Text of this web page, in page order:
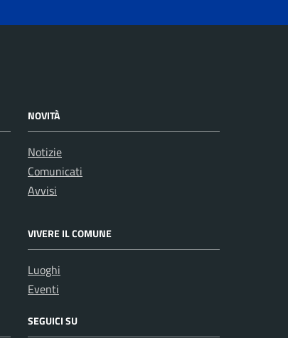
NOVITÀ
Notizie
Comunicati
Avvisi
VIVERE IL COMUNE
Luoghi
Eventi
SEGUICI SU